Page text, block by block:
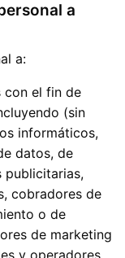
a
a:
con el fin de
(sin
informáticos,
datos, de
publicitarias,
cobradores de
o de
de marketing
y operadores